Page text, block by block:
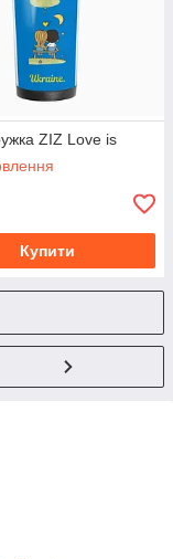
ZIZ Love is
Купити